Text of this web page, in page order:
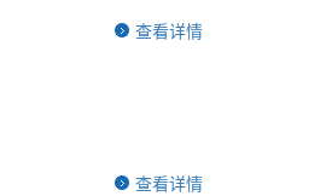
查看详情
查看详情